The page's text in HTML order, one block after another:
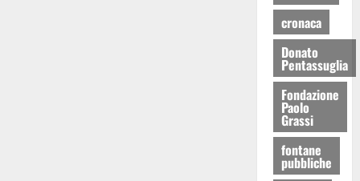
cronaca
Donato
Pentassuglia
Fondazione
Paolo
Grassi
fontane
pubbliche